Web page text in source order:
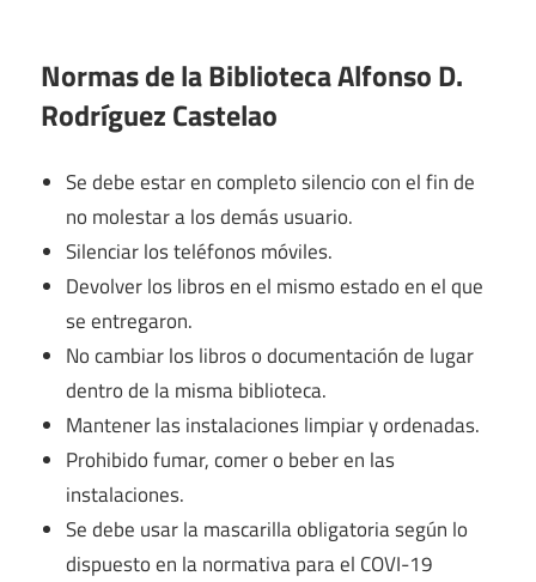
Normas de la Biblioteca Alfonso D.
Rodríguez Castelao
Se debe estar en completo silencio con el fin de
no molestar a los demás usuario.
Silenciar los teléfonos móviles.
Devolver los libros en el mismo estado en el que
se entregaron.
No cambiar los libros o documentación de lugar
dentro de la misma biblioteca.
Mantener las instalaciones limpiar y ordenadas.
Prohibido fumar, comer o beber en las
instalaciones.
Se debe usar la mascarilla obligatoria según lo
dispuesto en la normativa para el COVI-19